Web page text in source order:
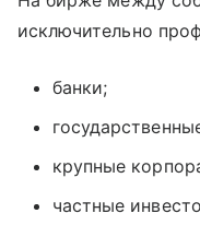
исключительно
банки;
крупные
частные